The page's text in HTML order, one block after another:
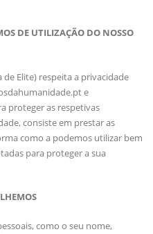
DE UTILIZAÇÃO DO NOSSO
de Elite) respeita a privacidade
e
proteger as respetivas
consiste em prestar as
como a podemos utilizar bem
para proteger a sua
como o seu nome,